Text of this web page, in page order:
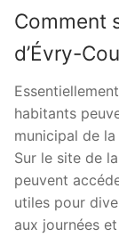
Comment
d’Évry-
habitants
municipal de
Sur le site de
peuvent
utiles pour
aux journées